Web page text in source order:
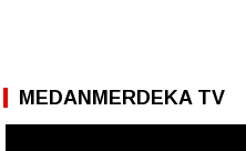
MEDANMERDEKA TV